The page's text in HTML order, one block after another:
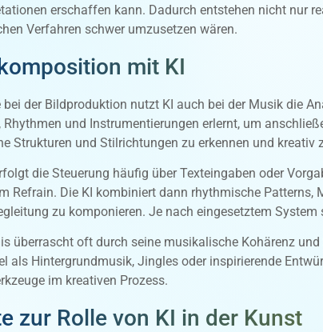
erschaffen kann. Dadurch entstehen nicht nur
Verfahren schwer umzusetzen wären.
mit KI
der Bildproduktion nutzt KI auch bei der Musik die
Rhythmen und Instrumentierungen erlernt, um
Strukturen und Stilrichtungen zu erkennen und kreativ
die Steuerung häufig über Texteingaben oder
Refrain. Die KI kombiniert dann rhythmische
zu komponieren. Je nach eingesetztem System
überrascht oft durch seine musikalische Kohärenz
als Hintergrundmusik, Jingles oder inspirierende
im kreativen Prozess.
zur Rolle von KI in der Kunst